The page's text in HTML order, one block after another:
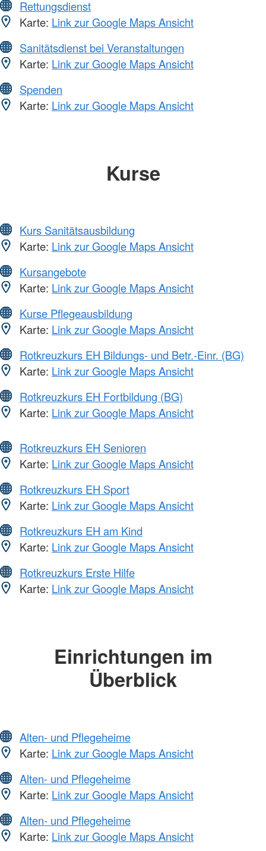
Rettungsdienst
Karte: Link zur Google Maps Ansicht
Sanitätsdienst bei Veranstaltungen
Karte: Link zur Google Maps Ansicht
Spenden
Karte: Link zur Google Maps Ansicht
Kurse
Kurs Sanitätsausbildung
Karte: Link zur Google Maps Ansicht
Kursangebote
Karte: Link zur Google Maps Ansicht
Kurse Pflegeausbildung
Karte: Link zur Google Maps Ansicht
Rotkreuzkurs EH Bildungs- und Betr.-Einr. (BG)
Karte: Link zur Google Maps Ansicht
Rotkreuzkurs EH Fortbildung (BG)
Karte: Link zur Google Maps Ansicht
Rotkreuzkurs EH Senioren
Karte: Link zur Google Maps Ansicht
Rotkreuzkurs EH Sport
Karte: Link zur Google Maps Ansicht
Rotkreuzkurs EH am Kind
Karte: Link zur Google Maps Ansicht
Rotkreuzkurs Erste Hilfe
Karte: Link zur Google Maps Ansicht
Einrichtungen im
Überblick
Alten- und Pflegeheime
Karte: Link zur Google Maps Ansicht
Alten- und Pflegeheime
Karte: Link zur Google Maps Ansicht
Alten- und Pflegeheime
Karte: Link zur Google Maps Ansicht